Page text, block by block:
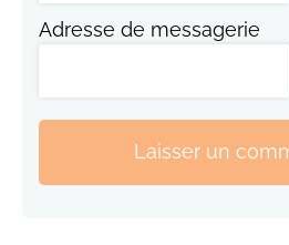
Adresse de messagerie
Laisser un